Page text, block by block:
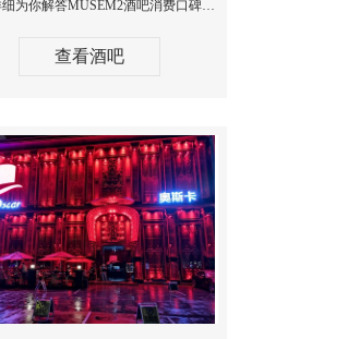
本文详细为你解答MUSEM2酒吧消费口碑点评，更多关于哪个酒吧女孩姑娘美女多免费咨询150 99997335微信同步！
查看酒吧